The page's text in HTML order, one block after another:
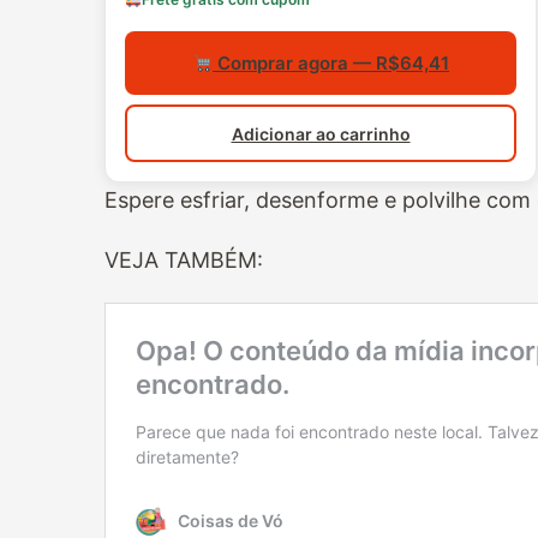
Comprar agora — R$64,41
Adicionar ao carrinho
Espere esfriar, desenforme e polvilhe
VEJA TAMBÉM: